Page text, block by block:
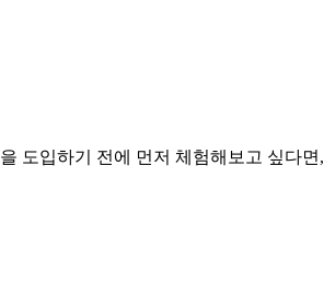
을 도입하기 전에 먼저 체험해보고 싶다면,